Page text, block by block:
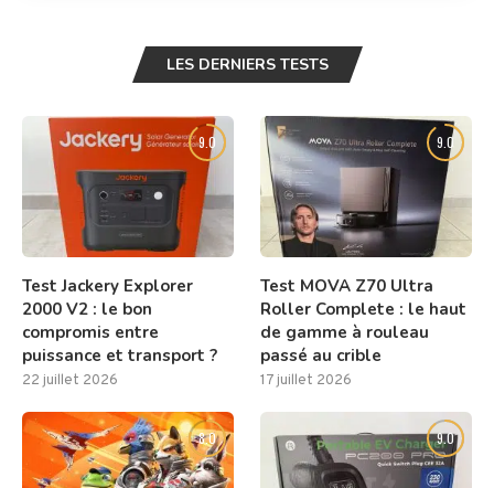
LES DERNIERS TESTS
9.0
Test Jackery Explorer
2000 V2 : le bon
compromis entre
puissance et transport ?
22 juillet 2026
9.0
Test MOVA Z70 Ultra
Roller Complete : le haut
de gamme à rouleau
passé au crible
17 juillet 2026
8.0 9.0